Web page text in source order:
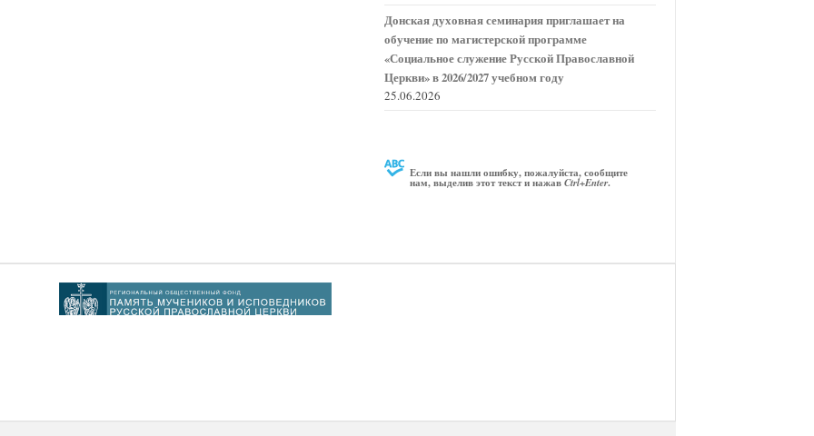
Донская духовная семинария приглашает на
обучение по магистерской программе
«Социальное служение Русской Православной
Церкви» в 2026/2027 учебном году
25.06.2026
Если вы нашли ошибку, пожалуйста, сообщите
нам, выделив этот текст и нажавCtrl+Enter.